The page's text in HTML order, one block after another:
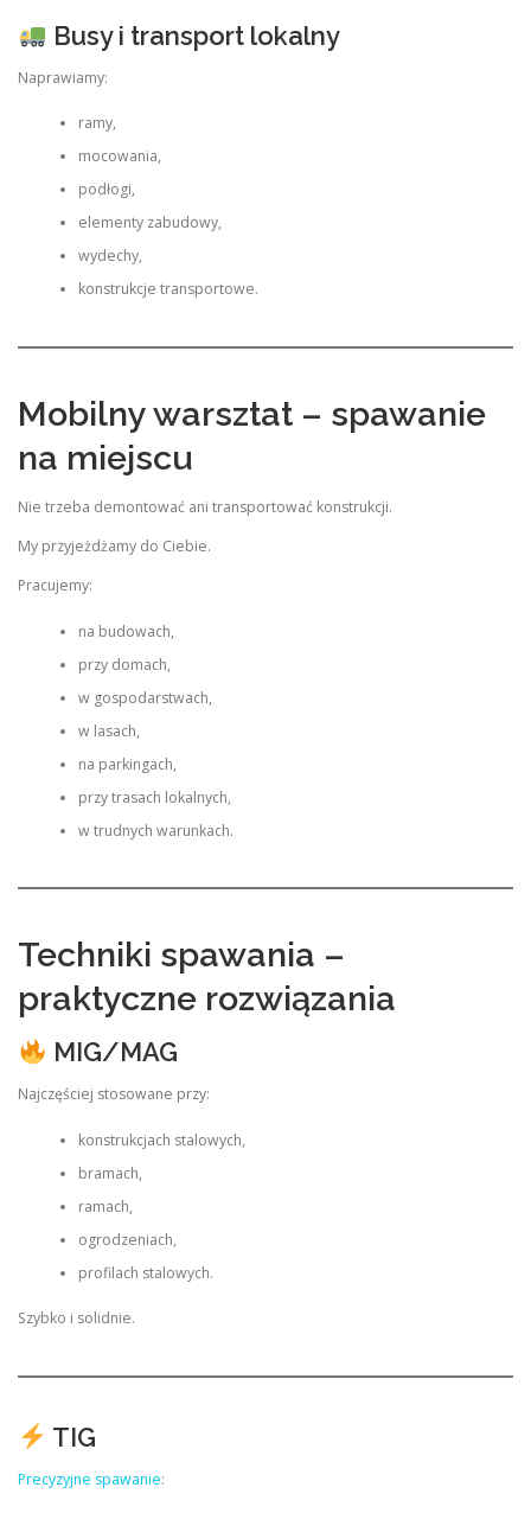
Busy i transport lokalny
Naprawiamy:
ramy,
mocowania,
podłogi,
elementy zabudowy,
wydechy,
konstrukcje transportowe.
Mobilny warsztat – spawanie
na miejscu
Nie trzeba demontować ani transportować konstrukcji.
My przyjeżdżamy do Ciebie.
Pracujemy:
na budowach,
przy domach,
w gospodarstwach,
w lasach,
na parkingach,
przy trasach lokalnych,
w trudnych warunkach.
Techniki spawania –
praktyczne rozwiązania
MIG/MAG
Najczęściej stosowane przy:
konstrukcjach stalowych,
bramach,
ramach,
ogrodzeniach,
profilach stalowych.
Szybko i solidnie.
TIG
Precyzyjne spawanie: